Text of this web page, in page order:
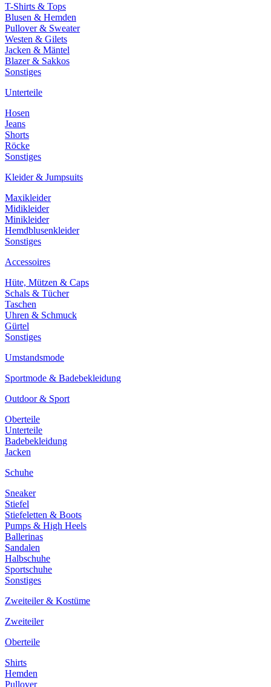
T-Shirts & Tops
Blusen & Hemden
Pullover & Sweater
Westen & Gilets
Jacken & Mäntel
Blazer & Sakkos
Sonstiges
Unterteile
Hosen
Jeans
Shorts
Röcke
Sonstiges
Kleider & Jumpsuits
Maxikleider
Midikleider
Minikleider
Hemdblusenkleider
Sonstiges
Accessoires
Hüte, Mützen & Caps
Schals & Tücher
Taschen
Uhren & Schmuck
Gürtel
Sonstiges
Umstandsmode
Sportmode & Badebekleidung
Outdoor & Sport
Oberteile
Unterteile
Badebekleidung
Jacken
Schuhe
Sneaker
Stiefel
Stiefeletten & Boots
Pumps & High Heels
Ballerinas
Sandalen
Halbschuhe
Sportschuhe
Sonstiges
Zweiteiler & Kostüme
Zweiteiler
Oberteile
Shirts
Hemden
Pullover